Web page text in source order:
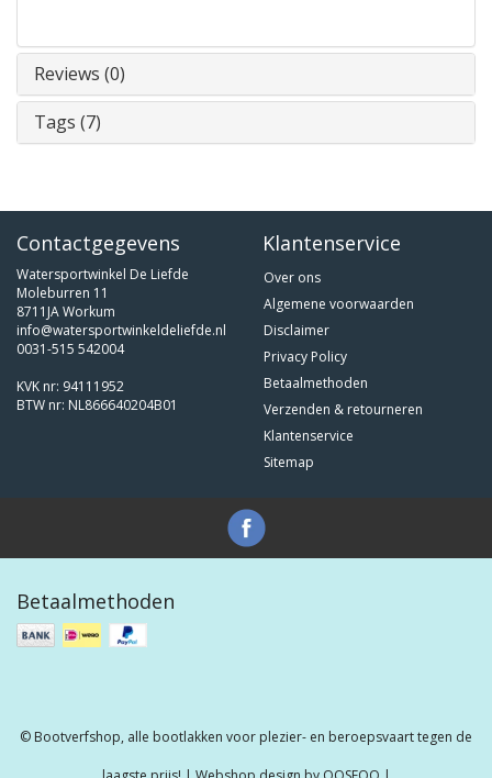
Reviews (0)
Tags (7)
Contactgegevens
Watersportwinkel De Liefde
Moleburren 11
8711JA Workum
info@watersportwinkeldeliefde.nl
0031-515 542004
KVK nr: 94111952
BTW nr: NL866640204B01
Klantenservice
Over ons
Algemene voorwaarden
Disclaimer
Privacy Policy
Betaalmethoden
Verzenden & retourneren
Klantenservice
Sitemap
Betaalmethoden
© Bootverfshop, alle bootlakken voor plezier- en beroepsvaart tegen de